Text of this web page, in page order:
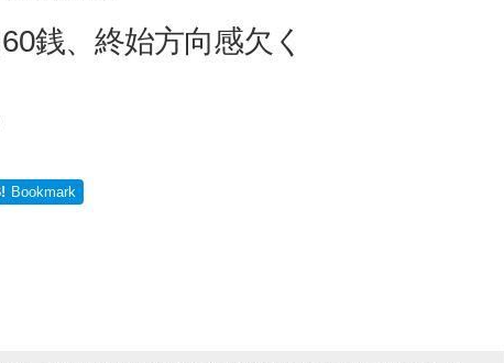
銭、終始方向感欠く
Bookmark